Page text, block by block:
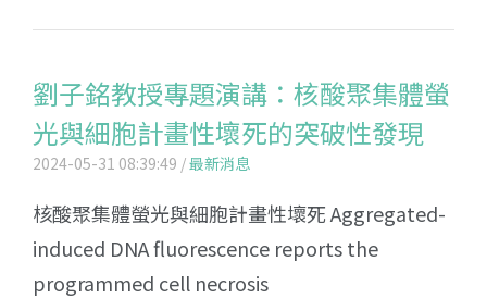
劉子銘教授專題演講：核酸聚集體螢
光與細胞計畫性壞死的突破性發現
2024-05-31 08:39:49 /最新消息
核酸聚集體螢光與細胞計畫性壞死 Aggregated-
induced DNA fluorescence reports the
programmed cell necrosis